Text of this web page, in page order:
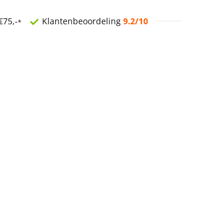
* Klantenbeoordeling 9.2/10